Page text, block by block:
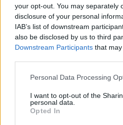
your opt-out. You may separately
disclosure of your personal
IAB’s list of downstream
also be disclosed by us to third
Downstream Participants that
Personal Data Processing
I want to opt-out of the
personal data.
Opted In
Dalia Teišerskytė išdavė, kiek
prie veidrodžio
Žinios Gyvenimo būdas
Liveta ir Petras Kazlauskai
Žinios | Gyvenimo būdas